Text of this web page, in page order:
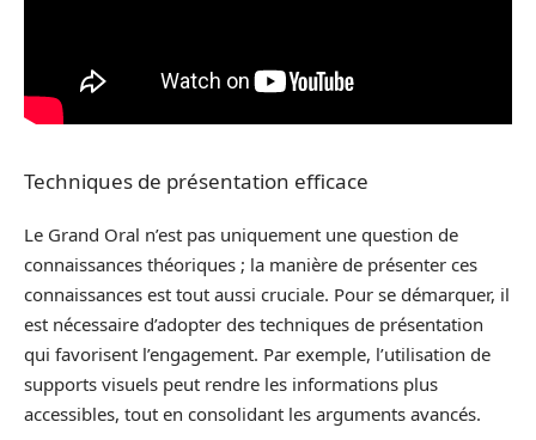
Techniques de présentation efficace
Le Grand Oral n’est pas uniquement une question de
connaissances théoriques ; la manière de présenter ces
connaissances est tout aussi cruciale. Pour se démarquer, il
est nécessaire d’adopter des techniques de présentation
qui favorisent l’engagement. Par exemple, l’utilisation de
supports visuels peut rendre les informations plus
accessibles, tout en consolidant les arguments avancés.